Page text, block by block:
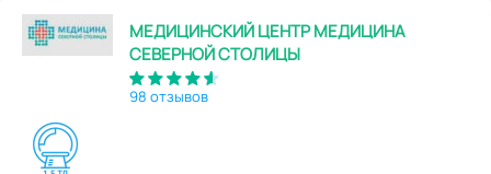
МЕДИЦИНСКИЙ ЦЕНТР МЕДИЦИНА
СЕВЕРНОЙ СТОЛИЦЫ
98 отзывов